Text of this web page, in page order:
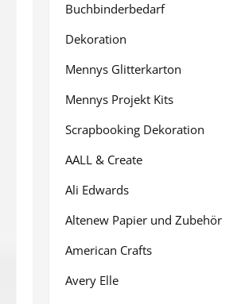
Buchbinderbedarf
Dekoration
Mennys Glitterkarton
Mennys Projekt Kits
Scrapbooking Dekoration
AALL & Create
Ali Edwards
Altenew Papier und Zubehör
American Crafts
Avery Elle